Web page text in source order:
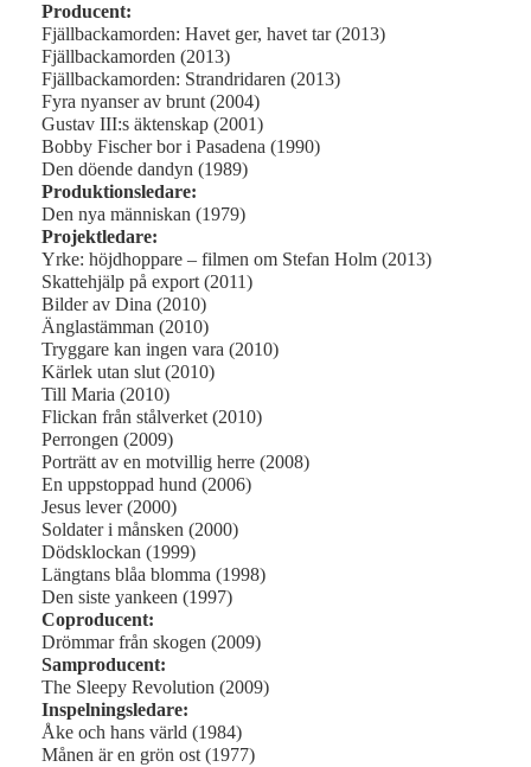
Producent:
Fjällbackamorden: Havet ger, havet tar (2013)
Fjällbackamorden (2013)
Fjällbackamorden: Strandridaren (2013)
Fyra nyanser av brunt (2004)
Gustav III:s äktenskap (2001)
Bobby Fischer bor i Pasadena (1990)
Den döende dandyn (1989)
Produktionsledare:
Den nya människan (1979)
Projektledare:
Yrke: höjdhoppare – filmen om Stefan Holm (2013)
Skattehjälp på export (2011)
Bilder av Dina (2010)
Änglastämman (2010)
Tryggare kan ingen vara (2010)
Kärlek utan slut (2010)
Till Maria (2010)
Flickan från stålverket (2010)
Perrongen (2009)
Porträtt av en motvillig herre (2008)
En uppstoppad hund (2006)
Jesus lever (2000)
Soldater i månsken (2000)
Dödsklockan (1999)
Längtans blåa blomma (1998)
Den siste yankeen (1997)
Coproducent:
Drömmar från skogen (2009)
Samproducent:
The Sleepy Revolution (2009)
Inspelningsledare:
Åke och hans värld (1984)
Månen är en grön ost (1977)